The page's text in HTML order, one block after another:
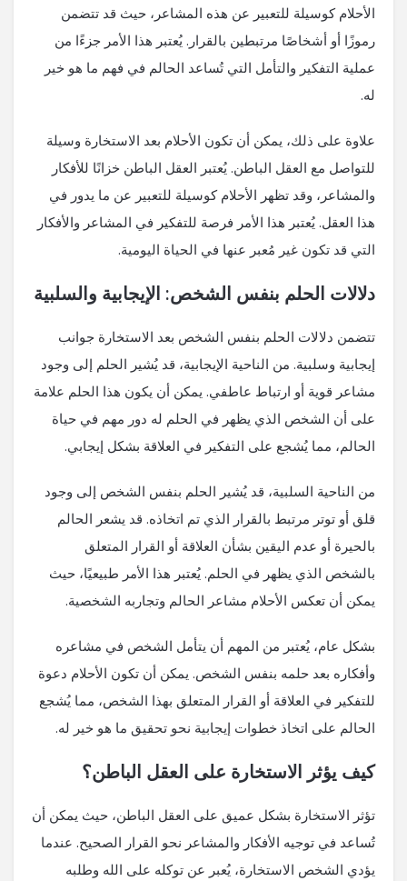
الأحلام كوسيلة للتعبير عن هذه المشاعر، حيث قد تتضمن
رموزًا أو أشخاصًا مرتبطين بالقرار. يُعتبر هذا الأمر جزءًا من
عملية التفكير والتأمل التي تُساعد الحالم في فهم ما هو خير
له.
علاوة على ذلك، يمكن أن تكون الأحلام بعد الاستخارة وسيلة
للتواصل مع العقل الباطن. يُعتبر العقل الباطن خزانًا للأفكار
والمشاعر، وقد تظهر الأحلام كوسيلة للتعبير عن ما يدور في
هذا العقل. يُعتبر هذا الأمر فرصة للتفكير في المشاعر والأفكار
التي قد تكون غير مُعبر عنها في الحياة اليومية.
دلالات الحلم بنفس الشخص: الإيجابية والسلبية
تتضمن دلالات الحلم بنفس الشخص بعد الاستخارة جوانب
إيجابية وسلبية. من الناحية الإيجابية، قد يُشير الحلم إلى وجود
مشاعر قوية أو ارتباط عاطفي. يمكن أن يكون هذا الحلم علامة
على أن الشخص الذي يظهر في الحلم له دور مهم في حياة
الحالم، مما يُشجع على التفكير في العلاقة بشكل إيجابي.
من الناحية السلبية، قد يُشير الحلم بنفس الشخص إلى وجود
قلق أو توتر مرتبط بالقرار الذي تم اتخاذه. قد يشعر الحالم
بالحيرة أو عدم اليقين بشأن العلاقة أو القرار المتعلق
بالشخص الذي يظهر في الحلم. يُعتبر هذا الأمر طبيعيًا، حيث
يمكن أن تعكس الأحلام مشاعر الحالم وتجاربه الشخصية.
بشكل عام، يُعتبر من المهم أن يتأمل الشخص في مشاعره
وأفكاره بعد حلمه بنفس الشخص. يمكن أن تكون الأحلام دعوة
للتفكير في العلاقة أو القرار المتعلق بهذا الشخص، مما يُشجع
الحالم على اتخاذ خطوات إيجابية نحو تحقيق ما هو خير له.
كيف يؤثر الاستخارة على العقل الباطن؟
تؤثر الاستخارة بشكل عميق على العقل الباطن، حيث يمكن أن
تُساعد في توجيه الأفكار والمشاعر نحو القرار الصحيح. عندما
يؤدي الشخص الاستخارة، يُعبر عن توكله على الله وطلبه